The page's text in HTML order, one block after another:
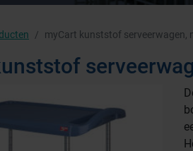
myCart kunststof serveerwagen,